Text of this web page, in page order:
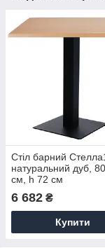
Стіл барний
натуральний дуб,
см, h 72 см
6 682 ₴
Купити